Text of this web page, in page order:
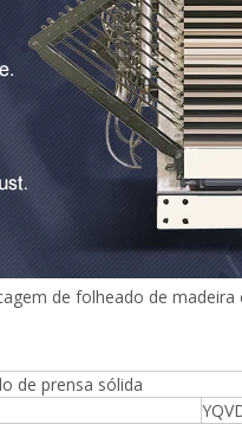
de folheado de
de prensa sólida